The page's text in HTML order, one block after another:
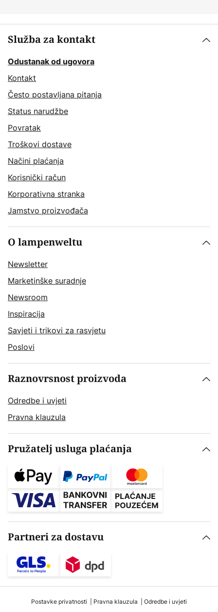
Služba za kontakt
Odustanak od ugovora
Kontakt
Često postavljana pitanja
Status narudžbe
Povratak
Troškovi dostave
Načini plaćanja
Korisnički račun
Korporativna stranka
Jamstvo proizvođača
O lampenweltu
Newsletter
Marketinške suradnje
Newsroom
Inspiracija
Savjeti i trikovi za rasvjetu
Poslovi
Raznovrsnost proizvoda
Odredbe i uvjeti
Pravna klauzula
Pružatelj usluga plaćanja
Partneri za dostavu
Postavke privatnosti Pravna klauzula
Odredbe i uvjeti